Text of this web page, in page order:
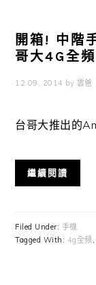
開箱! 中階
哥大4G全
12 09, 2014 by 雲爸
台哥大推出的
繼續閱讀
Filed Under: 手機
Tagged With: 4g全頻 ,